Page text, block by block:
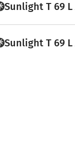
Sunlight T 69
Sunlight T 69